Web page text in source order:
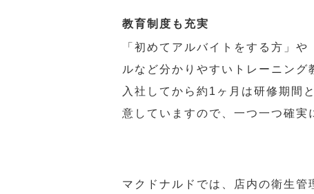
教育制度も充実
「初めてアルバイトをする方」
ルなど分かりやすいトレーニング
入社してから約1ヶ月は研修期間
意していますので、一つ一つ確実
マクドナルドでは、店内の衛生